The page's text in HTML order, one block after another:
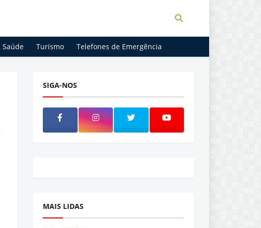
Saúde Turismo Telefones de Emergência
SIGA-NOS
MAIS LIDAS